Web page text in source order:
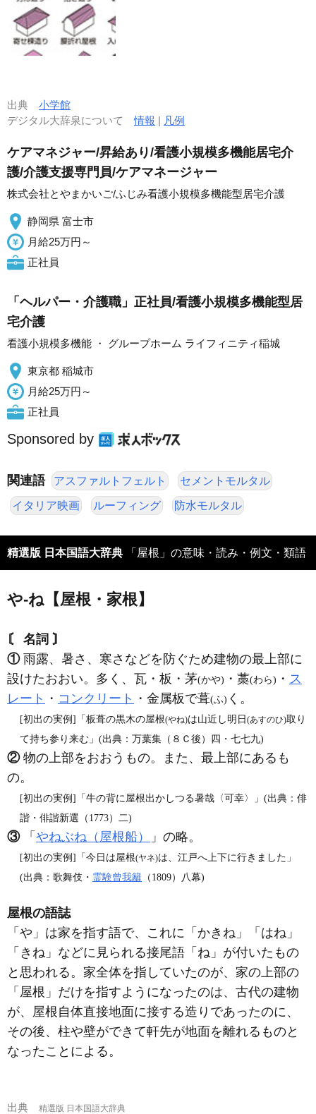
出典 小学館
デジタル大辞泉について情報 | 凡例
ケアマネジャー/昇給あり/看護小規模多機能居宅介
護/介護支援専門員/ケアマネージャー
株式会社とやまかいご/ふじみ看護小規模多機能型居宅介護
静岡県 富士市
月給25万円～
正社員
「ヘルパー・介護職」正社員/看護小規模多機能型居
宅介護
看護小規模多機能 ・ グループホーム ライフィニティ稲城
東京都 稲城市
月給25万円～
正社員
Sponsored by
関連語 アスファルトフェルト セメントモルタル
イタリア映画 ルーフィング 防水モルタル
精選版 日本国語大辞典 「屋根」の意味・読み・例文・類語
や‐ね【屋根・家根】
〘 名詞 〙
①雨露、暑さ、寒さなどを防ぐため建物の最上部に
設けたおおい。多く、瓦・板・茅(かや) ・藁(わら) ・ ス
レート ・ コンクリート ・金属板で葺(ふ) く。
[初出の実例]「板葺の黒木の屋根(やね)は山近し明日(あすのひ)取り
て持ち参り来む」(出典：万葉集（８Ｃ後）四・七七九)
②物の上部をおおうもの。また、最上部にあるも
の。
[初出の実例]「牛の背に屋根出かしつる暑哉〈可幸〉」(出典：俳
諧・俳諧新選（1773）二)
③「 やねぶね（屋根船） 」の略。
[初出の実例]「今日は屋根(ヤネ)は、江戸へ上下に行きました」
(出典：歌舞伎・ 霊験曾我籬 （1809）八幕)
屋根の語誌
「や」は家を指す語で、これに「かきね」「はね」
「きね」などに見られる接尾語「ね」が付いたもの
と思われる。家全体を指していたのが、家の上部の
「屋根」だけを指すようになったのは、古代の建物
が、屋根自体直接地面に接する造りであったのに、
その後、柱や壁ができて軒先が地面を離れるものと
なったことによる。
出典
精選版 日本国語大辞典